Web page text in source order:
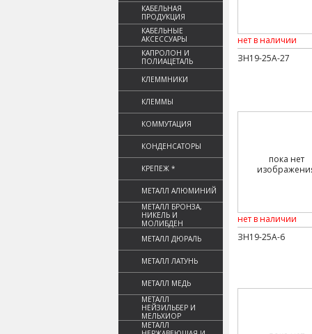
КАБЕЛЬНАЯ
ПРОДУКЦИЯ
КАБЕЛЬНЫЕ
АКСЕССУАРЫ
КАПРОЛОН И
ПОЛИАЦЕТАЛЬ
КЛЕММНИКИ
КЛЕММЫ
КОММУТАЦИЯ
КОНДЕНСАТОРЫ
КРЕПЕЖ *
МЕТАЛЛ АЛЮМИНИЙ
МЕТАЛЛ БРОНЗА,
НИКЕЛЬ И
МОЛИБДЕН
МЕТАЛЛ ДЮРАЛЬ
МЕТАЛЛ ЛАТУНЬ
МЕТАЛЛ МЕДЬ
МЕТАЛЛ
НЕЙЗИЛЬБЕР И
МЕЛЬХИОР
МЕТАЛЛ
нет в наличии
ЗН19-25А-27
пока нет
нет в наличии
ЗН19-25А-6